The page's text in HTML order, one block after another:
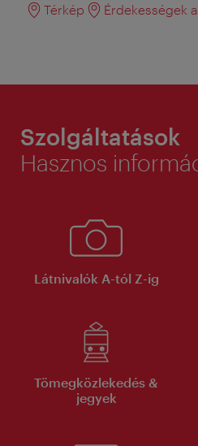
Térkép
Érdekességek
Szolgáltatások
Hasznos
Látnivalók A-tól Z-ig
Tömegközlekedés &
jegyek